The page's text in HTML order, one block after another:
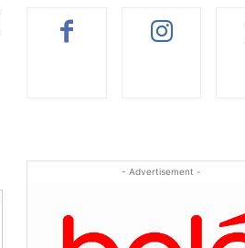
- Advertisement -